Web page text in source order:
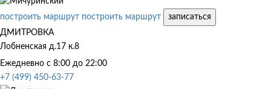
построить маршрут построить маршрут
записаться
ДМИТРОВКА
Лобненская д.17 к.8
Ежедневно с 8:00 до 22:00
+7 (499) 450-63-77